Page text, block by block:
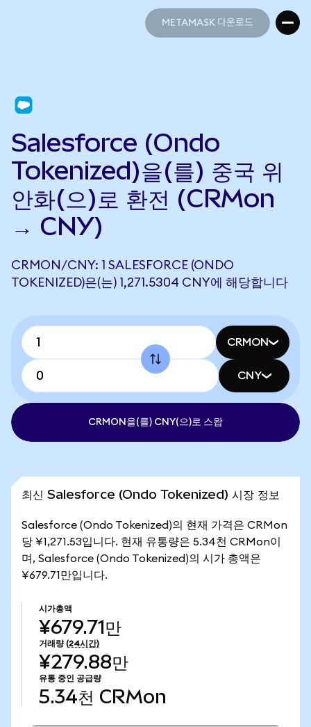
METAMASK 다운로드
Salesforce (Ondo
Tokenized)을(를) 중국 위
안화(으)로 환전 (CRMon
→ CNY)
CRMON/CNY: 1 SALESFORCE (ONDO
TOKENIZED)은(는) 1,271.5304 CNY에 해당합니다
CRMON
CNY
CRMON을(를) CNY(으)로 스왑
최신 Salesforce (Ondo Tokenized) 시장 정보
Salesforce (Ondo Tokenized)의 현재 가격은 CRMon
당 ¥1,271.53입니다. 현재 유통량은 5.34천 CRMon이
며, Salesforce (Ondo Tokenized)의 시가 총액은
¥679.71만입니다.
시가총액
¥679.71만
거래량 (24시간)
¥279.88만
유통 중인 공급량
5.34천 CRMon